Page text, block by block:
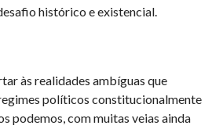
histórico e existencial.
às realidades ambíguas que
políticos constitucionalmente
podemos, com muitas veias ainda